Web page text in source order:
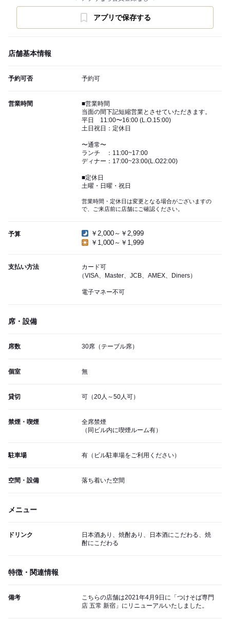
アプリで保存する
店舗基本情報
予約可否 予約可
営業時間
■営業時間
当面の間下記短縮営業とさせていただきます。
平日 11:00〜16:00 (L.O.15:00)
土日祝日：定休日
〜通常〜
ランチ ：11:00~17:00
ディナー：17:00~23:00(L.O22:00)
■定休日
土曜・日曜・祝日
営業時間・定休日は変更となる場合がございますの
で、ご来店前に店舗にご確認ください。
予算
￥2,000～￥2,999
￥1,000～￥1,999
支払い方法
カード可
（VISA、Master、JCB、AMEX、Diners）
電子マネー不可
席・設備
席数 30席（テーブル席）
個室 無
貸切 可（20人～50人可）
禁煙・喫煙
全席禁煙
（同ビル内に喫煙ルーム有）
駐車場 有（ビル駐車場をご利用ください）
空間・設備 落ち着いた空間
メニュー
ドリンク
日本酒あり、焼酎あり、日本酒にこだわる、焼
酎にこだわる
特徴・関連情報
備考
こちらの店舗は2021年4月9日に「つけそば専門
店 五常 新宿」にリニューアルいたしました。